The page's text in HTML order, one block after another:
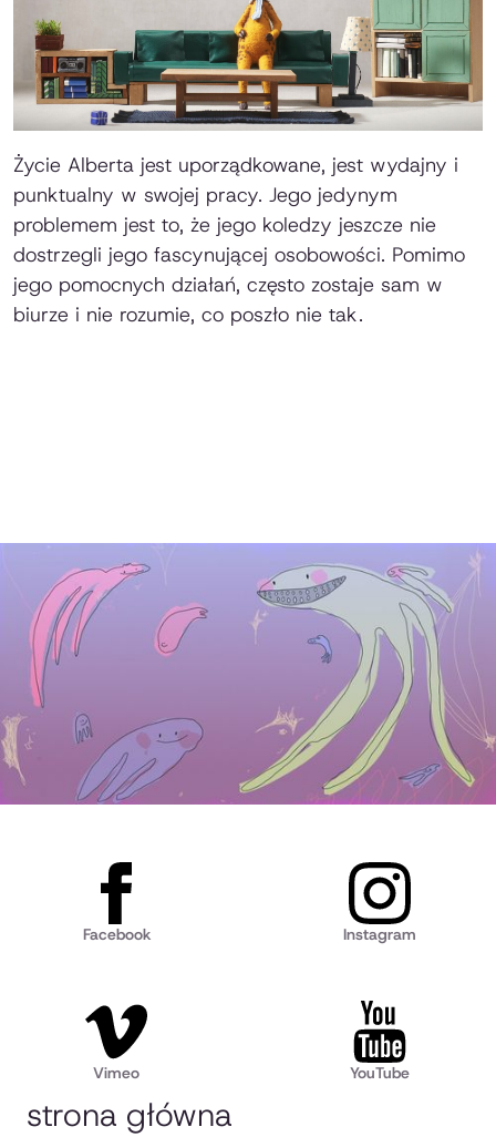
Życie Alberta jest uporządkowane, jest wydajny i
punktualny w swojej pracy. Jego jedynym
problemem jest to, że jego koledzy jeszcze nie
dostrzegli jego fascynującej osobowości. Pomimo
jego pomocnych działań, często zostaje sam w
biurze i nie rozumie, co poszło nie tak.
strona główna
Facebook Instagram
Vimeo YouTube